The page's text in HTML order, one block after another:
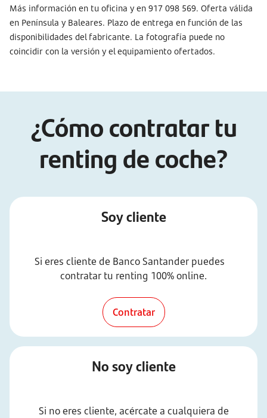
Más información en tu oficina y en 917 098 569. Oferta válida
en Península y Baleares. Plazo de entrega en función de las
disponibilidades del fabricante. La fotografía puede no
coincidir con la versión y el equipamiento ofertados.
¿Cómo contratar tu
renting de coche?
Soy cliente
Si eres cliente de Banco Santander puedes
contratar tu renting 100% online.
Contratar
No soy cliente
Si no eres cliente, acércate a cualquiera de